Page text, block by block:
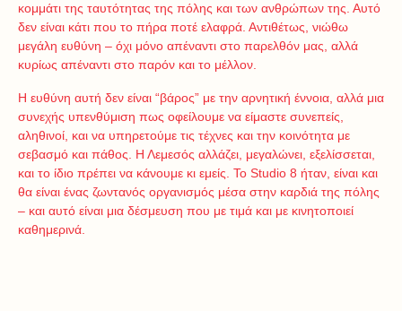
κομμάτι της ταυτότητας της πόλης και των ανθρώπων της. Αυτό
δεν είναι κάτι που το πήρα ποτέ ελαφρά. Αντιθέτως, νιώθω
μεγάλη ευθύνη – όχι μόνο απέναντι στο παρελθόν μας, αλλά
κυρίως απέναντι στο παρόν και το μέλλον.
Η ευθύνη αυτή δεν είναι “βάρος” με την αρνητική έννοια, αλλά μια
συνεχής υπενθύμιση πως οφείλουμε να είμαστε συνεπείς,
αληθινοί, και να υπηρετούμε τις τέχνες και την κοινότητα με
σεβασμό και πάθος. Η Λεμεσός αλλάζει, μεγαλώνει, εξελίσσεται,
και το ίδιο πρέπει να κάνουμε κι εμείς. Το Studio 8 ήταν, είναι και
θα είναι ένας ζωντανός οργανισμός μέσα στην καρδιά της πόλης
– και αυτό είναι μια δέσμευση που με τιμά και με κινητοποιεί
καθημερινά.